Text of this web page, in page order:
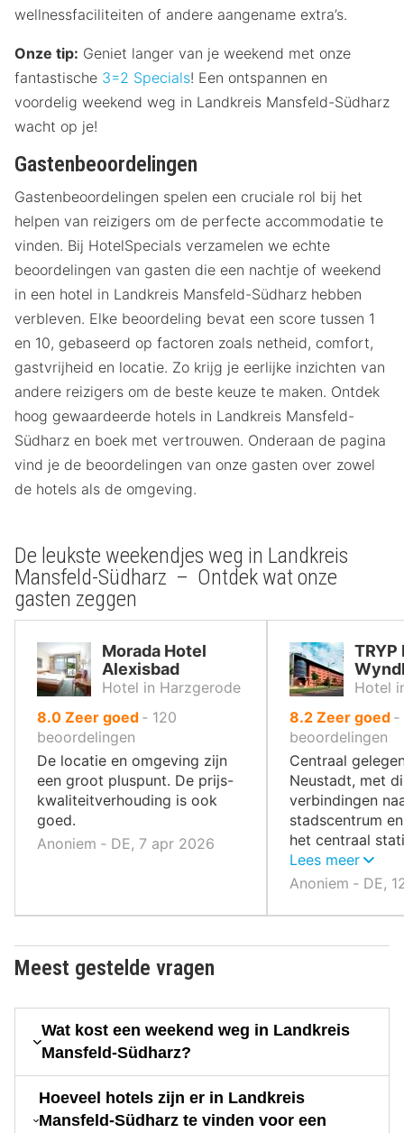
wellnessfaciliteiten of andere aangename extra’s.
Onze tip: Geniet langer van je weekend met onze
fantastische 3=2 Specials! Een ontspannen en
voordelig weekend weg in Landkreis Mansfeld-Südharz
wacht op je!
Gastenbeoordelingen
Gastenbeoordelingen spelen een cruciale rol bij het
helpen van reizigers om de perfecte accommodatie te
vinden. Bij HotelSpecials verzamelen we echte
beoordelingen van gasten die een nachtje of weekend
in een hotel in Landkreis Mansfeld-Südharz hebben
verbleven. Elke beoordeling bevat een score tussen 1
en 10, gebaseerd op factoren zoals netheid, comfort,
gastvrijheid en locatie. Zo krijg je eerlijke inzichten van
andere reizigers om de beste keuze te maken. Ontdek
hoog gewaardeerde hotels in Landkreis Mansfeld-
Südharz en boek met vertrouwen. Onderaan de pagina
vind je de beoordelingen van onze gasten over zowel
de hotels als de omgeving.
De leukste weekendjes weg in Landkreis
Mansfeld-Südharz – Ontdek wat onze
gasten zeggen
Morada Hotel
Alexisbad
Hotel in Harzgerode
8.0uit
10
,
Zeer goed ‐ 120
beoordelingen
De locatie en omgeving zijn
een groot pluspunt. De prijs-
kwaliteitverhouding is ook
goed.
Anoniem ‐ DE, 7 apr 2026
TRYP
Hotel
8.2uit
10
,
Zeer goed ‐
beoordelingen
Centraal
Neustadt, met
verbindingen
stadscentrum
het centraal
diverse
Lees meer
Anoniem ‐ DE,
Meest gestelde vragen
Wat kost een weekend weg in Landkreis
Mansfeld-Südharz?
Hoeveel hotels zijn er in Landkreis
Mansfeld-Südharz te vinden voor een